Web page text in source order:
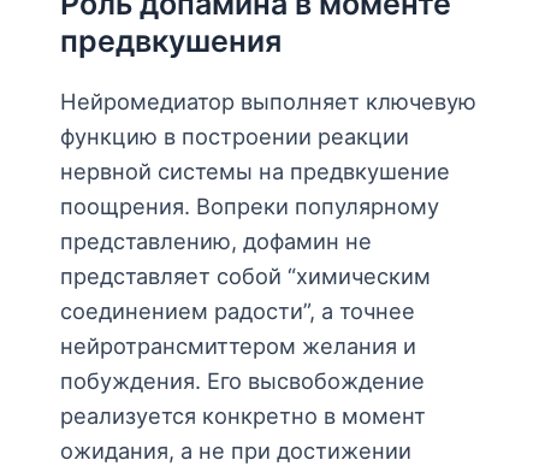
предвкушения
Нейромедиатор выполняет ключевую
функцию в построении реакции
нервной системы на предвкушение
поощрения. Вопреки популярному
представлению, дофамин не
представляет собой “химическим
соединением радости”, а точнее
нейротрансмиттером желания и
побуждения. Его высвобождение
реализуется конкретно в момент
ожидания, а не при достижении